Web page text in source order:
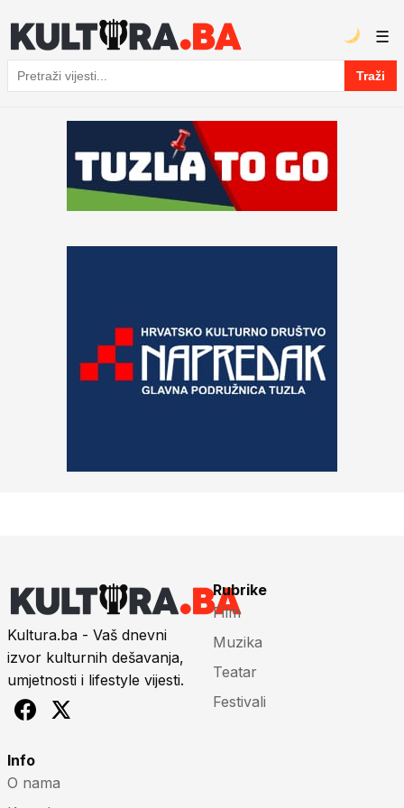
Pretraga
Traži
☰
Kultura.ba - Vaš dnevni
izvor kulturnih dešavanja,
umjetnosti i lifestyle vijesti.
Rubrike
Film
Muzika
Teatar
Festivali
Info
O nama